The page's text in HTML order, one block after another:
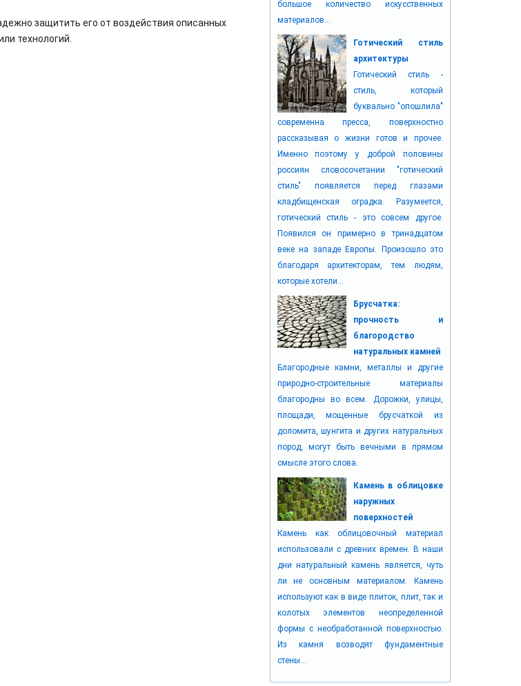
защитить его от воздействия описанных
технологий.
большое количество искусственных
материалов...
Готический стиль
архитектуры
Готический стиль -
стиль, который
буквально "опошлила"
современна пресса, поверхностно
рассказывая о жизни готов и прочее.
Именно поэтому у доброй половины
россиян словосочетании "готический
стиль" появляется перед глазами
кладбищенская оградка. Разумеется,
готический стиль - это совсем другое.
Появился он примерно в тринадцатом
веке на западе Европы. Произошло это
благодаря архитекторам, тем людям,
которые хотели...
Брусчатка:
прочность и
благородство
натуральных камней
Благородные камни, металлы и другие
природно-строительные материалы
благородны во всем. Дорожки, улицы,
площади, мощенные брусчаткой из
доломита, шунгита и других натуральных
пород, могут быть вечными в прямом
смысле этого слова.
Камень в облицовке
наружных
поверхностей
Камень как облицовочный материал
использовали с древних времен. В наши
дни натуральный камень является, чуть
ли не основным материалом. Камень
используют как в виде плиток, плит, так и
колотых элементов неопределенной
формы с необработанной поверхностью.
Из камня возводят фундаментные
стены...